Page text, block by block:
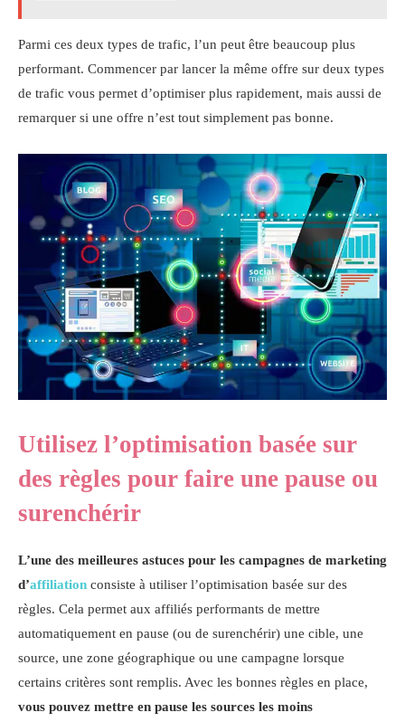
Parmi ces deux types de trafic, l’un peut être beaucoup plus
performant. Commencer par lancer la même offre sur deux types
de trafic vous permet d’optimiser plus rapidement, mais aussi de
remarquer si une offre n’est tout simplement pas bonne.
Utilisez l’optimisation basée sur
des règles pour faire une pause ou
surenchérir
L’une des meilleures astuces pour les campagnes de marketing
d’affiliation consiste à utiliser l’optimisation basée sur des
règles. Cela permet aux affiliés performants de mettre
automatiquement en pause (ou de surenchérir) une cible, une
source, une zone géographique ou une campagne lorsque
certains critères sont remplis. Avec les bonnes règles en place,
vous pouvez mettre en pause les sources les moins